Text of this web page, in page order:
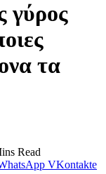
γύρος
τα
Read
VKontakte